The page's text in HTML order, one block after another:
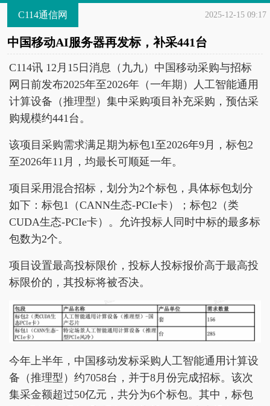
C114通信网 2025-12-15 09:17
中国移动AI服务器再发标，补采441台
C114讯 12月15日消息（九九）中国移动采购与招标
网日前发布2025年至2026年（一年期）人工智能通用
计算设备（推理型）集中采购项目补充采购，预估采
购规模约441台。
该项目采购需求满足期为标包1至2026年9月，标包2
至2026年11月，均最长可顺延一年。
项目采用混合招标，划分为2个标包，具体标包划分
如下：标包1（CANN生态-PCIe卡）；标包2（类
CUDA生态-PCIe卡）。允许投标人同时中标的最多标
包数为2个。
项目设置最高投标限价，投标人投标报价高于最高投
标限价的，其投标将被否决。
今年上半年，中国移动发标采购人工智能通用计算设
备（推理型）约7058台，并于8月份完成招标。该次
集采金额超过50亿元，共分为6个标包。其中，标包